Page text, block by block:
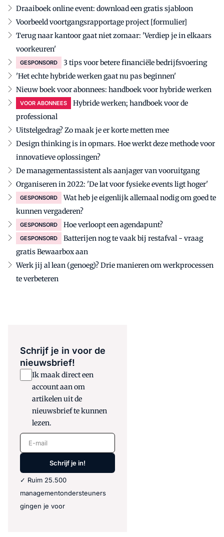
Draaiboek online event: download een gratis sjabloon
Voorbeeld voortgangsrapportage project [formulier]
Terug naar kantoor gaat niet zomaar: 'Verdiep je in elkaars
voorkeuren'
GESPONSORD
3 tips voor betere financiële bedrijfsvoering
'Het echte hybride werken gaat nu pas beginnen'
Nieuw boek voor abonnees: handboek voor hybride werken
VOOR ABONNEES
Hybride werken; handboek voor de
professional
Uitstelgedrag? Zo maak je er korte metten mee
Design thinking is in opmars. Hoe werkt deze methode voor
innovatieve oplossingen?
De managementassistent als aanjager van vooruitgang
Organiseren in 2022: 'De lat voor fysieke events ligt hoger'
GESPONSORD
Wat heb je eigenlijk allemaal nodig om goed te
kunnen vergaderen?
GESPONSORD Hoe verloopt een agendapunt?
GESPONSORD
Batterijen nog te vaak bij restafval - vraag
gratis Bewaarbox aan
Werk jij al lean (genoeg)? Drie manieren om werkprocessen
te verbeteren
Schrijf je in voor de
nieuwsbrief!
Ik maak direct een
account aan om
artikelen uit de
nieuwsbrief te kunnen
lezen.
E-mail
Schrijf je in!
✓ Ruim 25.500
managementondersteuners
gingen je voor